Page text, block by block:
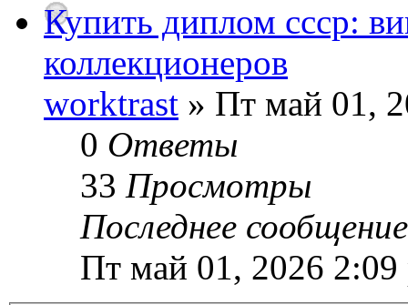
Купить диплом ссср:
коллекционеров
worktrast » Пт май 01,
0 Ответы
33 Просмотры
Последнее
Пт май 01, 2026 2:09